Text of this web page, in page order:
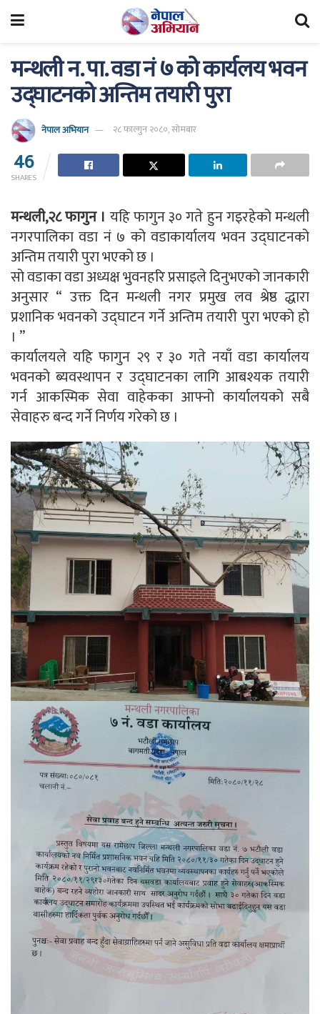
मन्थली न. पा. वडा नं ७ को कार्यलय भवन
उद्घाटनको अन्तिम तयारी पुरा
नेपाल अभियान २८ फाल्गुन २०८०, सोमबार
46
SHARES
मन्थली,२८ फागुन । यहि फागुन ३० गते हुन गइरहेको मन्थली
नगरपालिका वडा नं ७ को वडाकार्यालय भवन उद्घाटनको
अन्तिम तयारी पुरा भएको छ ।
सो वडाका वडा अध्यक्ष भुवनहरि प्रसाइले दिनुभएको जानकारी
अनुसार “ उक्त दिन मन्थली नगर प्रमुख लव श्रेष्ठ द्धारा
प्रशानिक भवनको उद्घाटन गर्ने अन्तिम तयारी पुरा भएको हो
। ”
कार्यालयले यहि फागुन २९ र ३० गते नयाँ वडा कार्यालय
भवनको ब्यवस्थापन र उद्घाटनका लागि आबश्यक तयारी
गर्न आकस्मिक सेवा वाहेकका आफ्नो कार्यालयको सबै
सेवाहरु बन्द गर्ने निर्णय गरेको छ ।